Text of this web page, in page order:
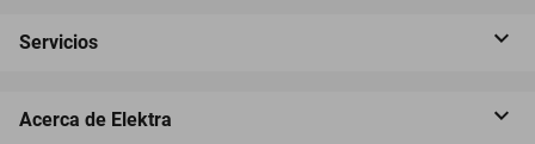
Servicios
Acerca de Elektra